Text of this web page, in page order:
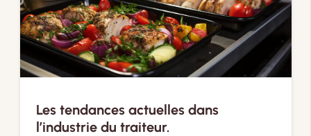
Les tendances actuelles dans
l’industrie du traiteur.